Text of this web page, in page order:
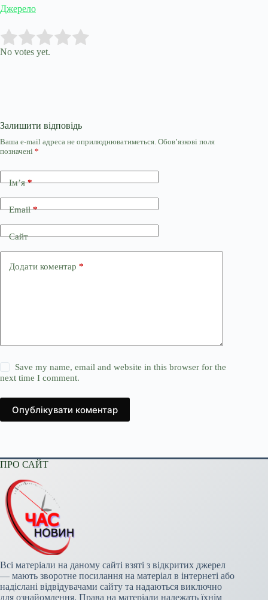
Джерело
Rate this item:
No votes yet.
Залишити відповідь
Ваша e-mail адреса не оприлюднюватиметься. Обов’язкові поля
позначені *
Ім’я*
Email*
Сайт
Додати коментар *
Save my name, email and website in this browser for the
next time I comment.
Опублікувати коментар
ПРО САЙТ
Всі матеріали на даному сайті взяті з відкритих джерел
— мають зворотне посилання на матеріал в інтернеті або
надіслані відвідувачами сайту та надаються виключно
для ознайомлення. Права на матеріали належать їхнім